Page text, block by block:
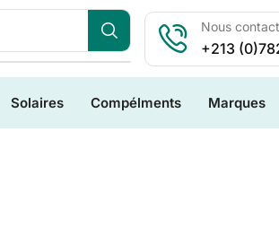
Nous
+213
Solaires Compélments Marques